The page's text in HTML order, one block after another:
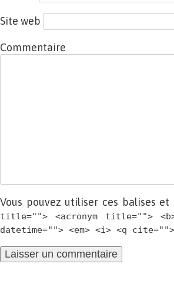
Site web
Commentaire
Vous pouvez utiliser ces balises
title=""> <acronym title="">
datetime=""> <em> <i> <q